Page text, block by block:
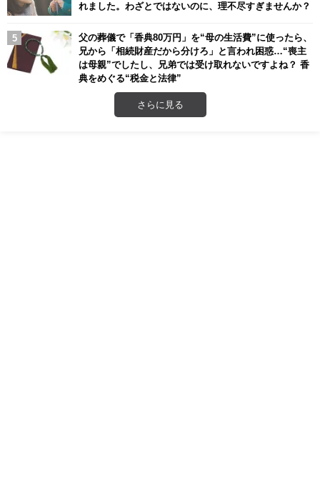
れました。わざとではないのに、理不尽すぎませんか？
父の葬儀で「香典80万円」を“母の生活費”に使ったら、
兄から「相続財産だから分けろ」と言われ困惑…“喪主
は母親”でしたし、兄弟では受け取れないですよね？ 香
典をめぐる“税金と法律”
さらに見る